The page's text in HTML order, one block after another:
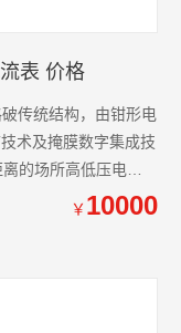
表 价格
传统结构，由钳形电
术及掩膜数字集成技
的场所高低压电
测出0.1mA～1000A
￥ 10000